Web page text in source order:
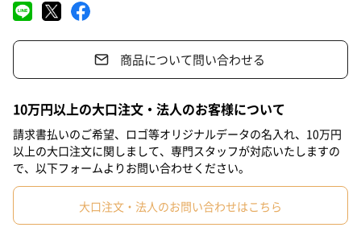
大切なおじいちゃん＆おばあちゃんの
喜寿のプレゼントに！喜寿祝いに！77歳の誕生日のお祝いに！
帆前掛け風のデザインに、おじいちゃん＆おばあちゃんの名前を
プリントして贈る喜寿Tシャツ。
喜寿のプレゼントにいかがですか？
#男友達 #70代
商品について問い合わせる
10万円以上の大口注文・法人のお客様について
請求書払いのご希望、ロゴ等オリジナルデータの名入れ、10万円
以上の大口注文に関しまして、専門スタッフが対応いたしますの
で、以下フォームよりお問い合わせください。
大口注文・法人のお問い合わせはこちら